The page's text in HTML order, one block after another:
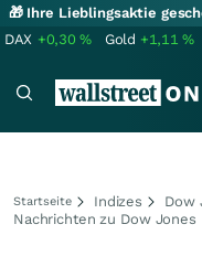
🎁 Ihre Lieblingsaktie
DAX +0,30% Gold +1,11%
Startseite Indizes
Dow
Nachrichten zu Dow Jones